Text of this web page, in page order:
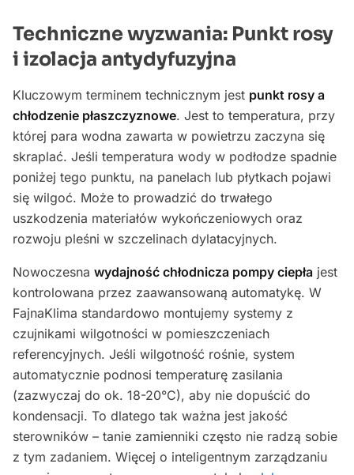
Techniczne wyzwania: Punkt rosy
i izolacja antydyfuzyjna
Kluczowym terminem technicznym jest punkt rosy a
chłodzenie płaszczyznowe. Jest to temperatura, przy
której para wodna zawarta w powietrzu zaczyna się
skraplać. Jeśli temperatura wody w podłodze spadnie
poniżej tego punktu, na panelach lub płytkach pojawi
się wilgoć. Może to prowadzić do trwałego
uszkodzenia materiałów wykończeniowych oraz
rozwoju pleśni w szczelinach dylatacyjnych.
Nowoczesna wydajność chłodnicza pompy ciepła jest
kontrolowana przez zaawansowaną automatykę. W
FajnaKlima standardowo montujemy systemy z
czujnikami wilgotności w pomieszczeniach
referencyjnych. Jeśli wilgotność rośnie, system
automatycznie podnosi temperaturę zasilania
(zazwyczaj do ok. 18-20°C), aby nie dopuścić do
kondensacji. To dlatego tak ważna jest jakość
sterowników – tanie zamienniki często nie radzą sobie
z tym zadaniem. Więcej o inteligentnym zarządzaniu